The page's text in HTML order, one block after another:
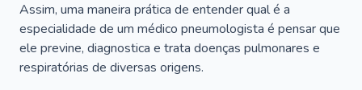
Assim, uma maneira prática de entender qual é a
especialidade de um médico pneumologista é pensar que
ele previne, diagnostica e trata doenças pulmonares e
respiratórias de diversas origens.